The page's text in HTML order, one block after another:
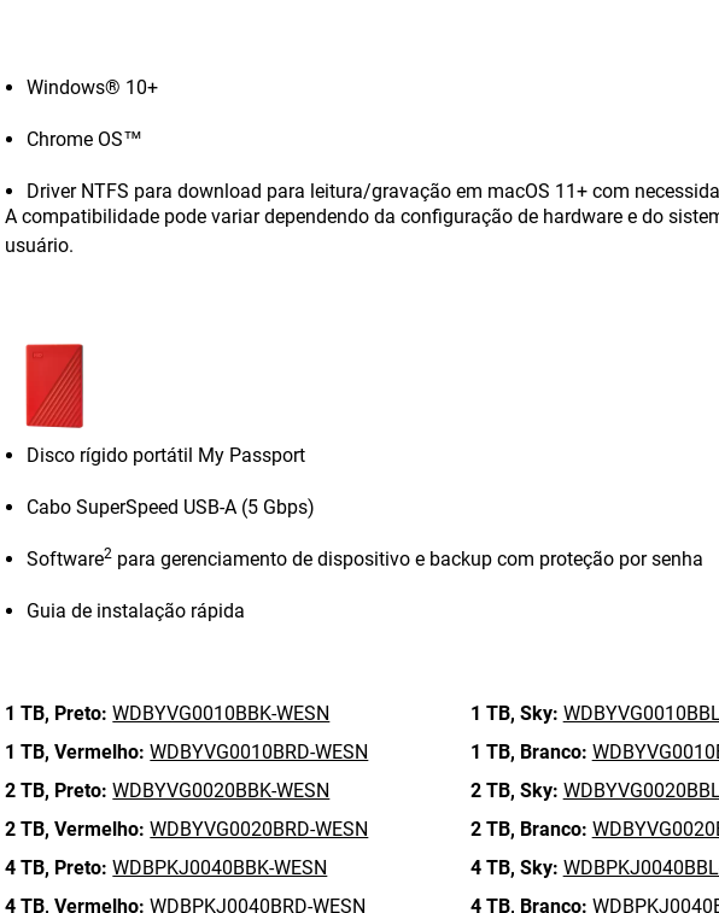
Windows® 10+
Chrome OS™
Driver NTFS para download para leitura/gravação em macOS 11+ com
A compatibilidade pode variar dependendo da configuração de hardware e do
usuário.
Disco rígido portátil My Passport
Cabo SuperSpeed USB-A (5 Gbps)
Software2 para gerenciamento de dispositivo e backup com proteção por senha
Guia de instalação rápida
1 TB, Preto: WDBYVG0010BBK-WESN 1 TB, Sky:
1 TB, Vermelho: WDBYVG0010BRD-WESN 1 TB, Branco:
2 TB, Preto: WDBYVG0020BBK-WESN 2 TB, Sky:
2 TB, Vermelho: WDBYVG0020BRD-WESN 2 TB, Branco:
4 TB, Preto: WDBPKJ0040BBK-WESN 4 TB, Sky:
4 TB, Vermelho: WDBPKJ0040BRD-WESN 4 TB, Branco: